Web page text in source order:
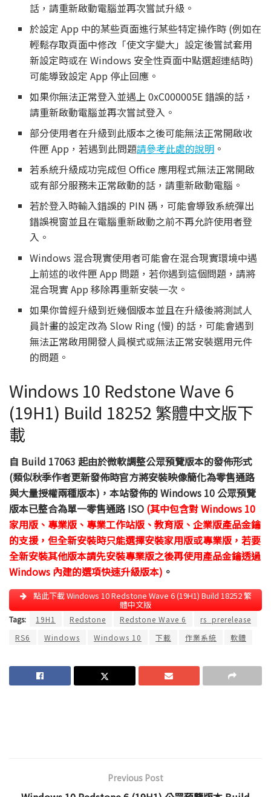
話，請重新啟動電腦並再次嘗試升級。
於設定 App 中的某些頁面進行某些特定操作時 (例如在
輕鬆存取頁面中修改「使文字變大」設定後嘗試套用
新設定時或在 Windows 安全性頁面中點選超連結時)
可能導致設定 App 停止回應。
如果你無法正常登入並遇上 0xC000005E 錯誤的話，
請重新啟動電腦並再次嘗試登入。
部分使用者在升級到此版本之後可能無法正常開啟收
件匣 App，若遇到此問題請參考此處的說明 。
若系統升級成功完成但 Office 應用程式無法正常開啟
或有部分服務未正常啟動的話，請重新啟動電腦。
若於登入時輸入錯誤的 PIN 碼，可能會導致系統彈出
錯誤視窗並且在電腦重新啟動之前不再允許使用者登
入。
Windows 混合現實使用者可能會在混合現實環境中遇
上前述的收件匣 App 問題，若你遇到這個問題，請將
混合現實 App 移除再重新安裝一次。
如果你曾經升級到近幾個版本並且在升級後將測試人
員計畫的設定改為 Slow Ring (慢) 的話，可能會遇到
無法正常啟用開發人員模式或無法正常安裝選用元件
的問題。
Windows 10 Redstone Wave 6
(19H1) Build 18252 繁體中文版下
載
自 Build 17063 起由於微軟調整公眾預覽版本的發佈形式
(類似秋季作者更新發佈時官方將安裝映像簡化為零售通路
與大量授權兩種版本)，本站發佈的 Windows 10 公眾預覽
版本已整合為單一零售通路 ISO (其中包含對 Windows 10
家用版、專業版、專業工作站版、教育版、企業版產品金鑰
的支援，但全新安裝時只能選擇安裝家用版或專業版，若要
全新安裝其他版本請先安裝專業版之後再使用產品金鑰透過
Windows 內建的選項快速升級版本) 。
點此下載 Windows 10 Redstone Wave 6 (19H1) Build 18252 繁
體中文版
Tags: 19H1 Redstone Redstone Wave 6
rs_prerelease
RS6
Windows Windows 10 下載 作業系統 軟體
Previous Post